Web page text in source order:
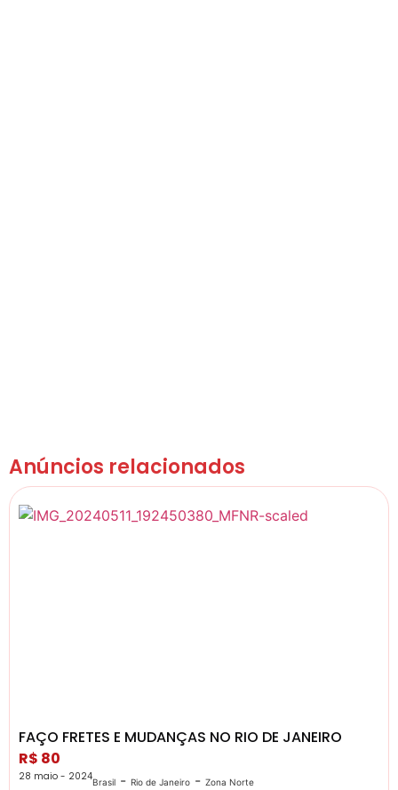
Anúncios relacionados
FAÇO FRETES E MUDANÇAS NO RIO DE JANEIRO
R$ 80
28 maio - 2024Brasil - Rio de Janeiro - Zona Norte